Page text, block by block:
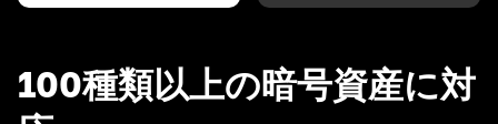
100種類以上の暗号資産に対